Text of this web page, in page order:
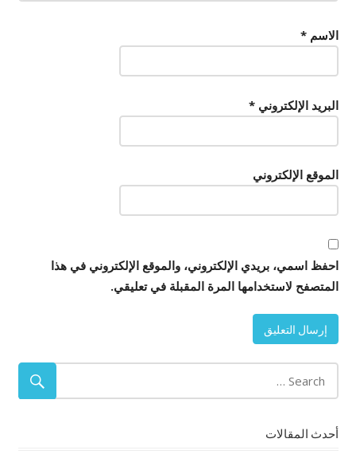
الاسم*
البريد الإلكتروني*
الموقع الإلكتروني
احفظ اسمي، بريدي الإلكتروني، والموقع الإلكتروني في هذا
المتصفح لاستخدامها المرة المقبلة في تعليقي.
أحدث المقالات